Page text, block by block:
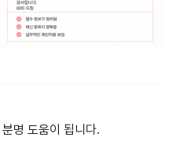
명 도움이 됩니다.